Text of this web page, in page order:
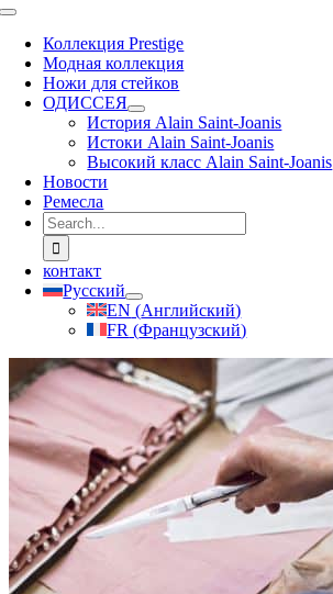
Toggle
NavigationКоллекция Prestige
Модная коллекция
Ножи для стейков
ОДИССЕЯ
История Alain Saint-Joanis
Истоки Alain Saint-Joanis
Высокий класс Alain Saint-Joanis
Новости
Ремесла
Search
for:
контакт
Русский
EN (Английский)
FR (Французский)